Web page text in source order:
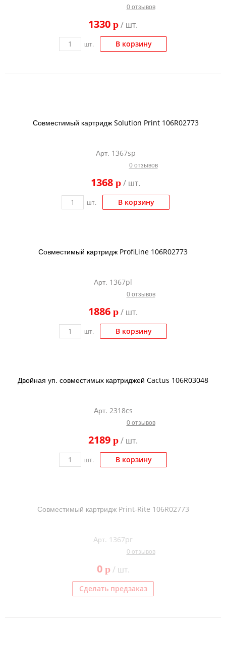
0 отзывов
1330 p/ шт.
шт. В корзину
Совместимый картридж Solution Print 106R02773
Арт. 1367sp
0 отзывов
1368 p/ шт.
шт. В корзину
Совместимый картридж ProfiLine 106R02773
Арт. 1367pl
0 отзывов
1886 p/ шт.
шт. В корзину
Двойная уп. совместимых картриджей Cactus 106R03048
Арт. 2318cs
0 отзывов
2189 p/ шт.
шт. В корзину
Совместимый картридж Print-Rite 106R02773
Арт. 1367pr
0 отзывов
0 p/ шт.
Сделать предзаказ